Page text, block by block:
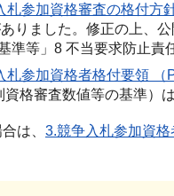
参加資格審査の格付方
りました。修正の上、
準等」8 不当要求防止責
参加資格者格付要領 （
格審査数値等の基準）
は、 3.競争入札参加資格